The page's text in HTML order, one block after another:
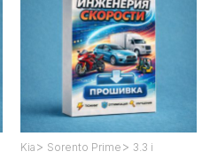
Kia > Sorento Prime > 3.3 i